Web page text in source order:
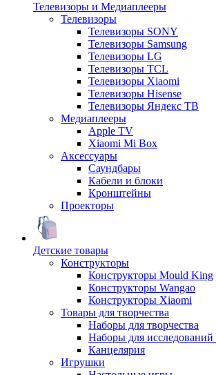
Телевизоры и Медиаплееры
Телевизоры
Телевизоры SONY
Телевизоры Samsung
Телевизоры LG
Телевизоры TCL
Телевизоры Xiaomi
Телевизоры Hisense
Телевизоры Яндекс ТВ
Медиаплееры
Apple TV
Xiaomi Mi Box
Аксессуары
Саундбары
Кабели и блоки
Кронштейны
Проекторы
Детские товары
Конструкторы
Конструкторы Mould King
Конструкторы Wangao
Конструкторы Xiaomi
Товары для творчества
Наборы для творчества
Наборы для
Канцелярия
Игрушки